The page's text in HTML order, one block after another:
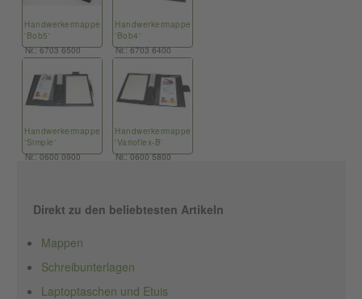
Handwerkermappe
'Bob5'
Nr.: 6703 6500
Handwerkermappe
'Bob4'
Nr.: 6703 6400
Handwerkermappe
'Simple'
Nr.: 0600 0900
Handwerkermappe
'Varioflex-B'
Nr.: 0600 5800
Direkt zu den beliebtesten Artikeln
Mappen
Schreibunterlagen
Laptoptaschen und Etuis